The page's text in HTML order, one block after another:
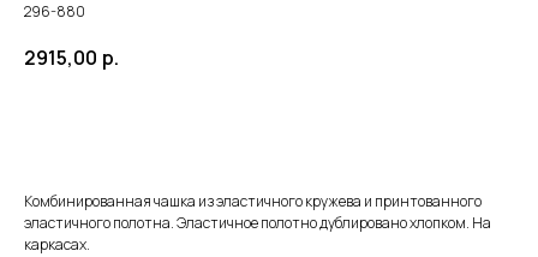
296-880
2915,00 р.
Комбинированная чашка из эластичного кружева и принтованного
эластичного полотна. Эластичное полотно дублировано хлопком. На
каркасах.